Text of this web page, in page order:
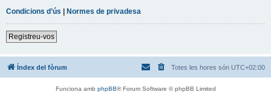
Condicions d’ús
Normes de privadesa
Registreu-vos
Índex del fòrum Totes les hores són UTC+02:00
Funciona amb phpBB® Forum Software © phpBB Limited